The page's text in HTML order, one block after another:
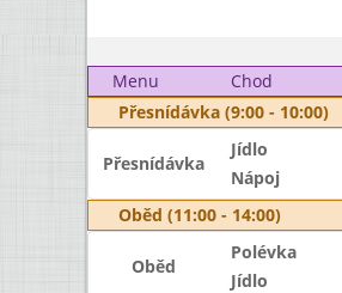
Menu
Chod
Přesnídávka (9:00 - 10:00)
Přesnídávka
Jídlo
Nápoj
Oběd (11:00 - 14:00)
Oběd
Polévka
Jídlo